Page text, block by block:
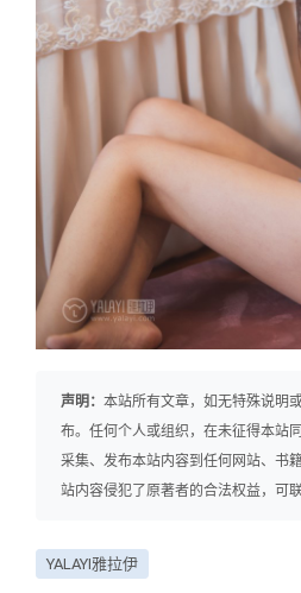
声明： 本站所有文章，如无特殊说明
布。任何个人或组织，在未征得本站
采集、发布本站内容到任何网站、书
站内容侵犯了原著者的合法权益，可
YALAYI雅拉伊